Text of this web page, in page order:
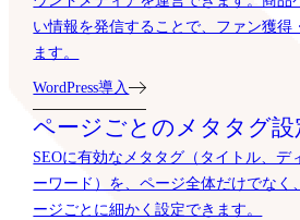
い情報を発信することで、ファン獲得
ます。
WordPress導入
ページごとのメタタグ設
SEOに有効なメタタグ（タイトル、デ
ーワード）を、ページ全体だけでなく
ージごとに細かく設定できます。